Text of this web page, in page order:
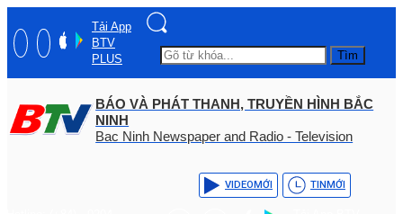
Tải App
BTV
PLUS
Tìm
BÁO VÀ PHÁT THANH, TRUYỀN HÌNH BẮC
NINH
Bac Ninh Newspaper and Radio - Television
VIDEOMỚI TINMỚI